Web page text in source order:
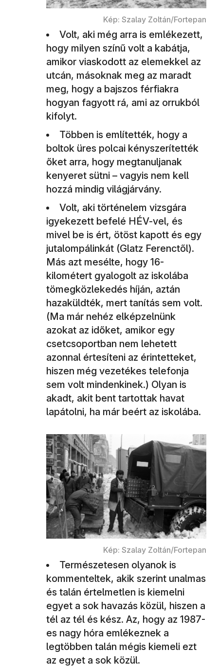
Kép: Szalay Zoltán/Fortepan
Volt, aki még arra is emlékezett,
hogy milyen színű volt a kabátja,
amikor viaskodott az elemekkel az
utcán, másoknak meg az maradt
meg, hogy a bajszos férfiakra
hogyan fagyott rá, ami az orrukból
kifolyt.
Többen is említették, hogy a
boltok üres polcai kényszerítették
őket arra, hogy megtanuljanak
kenyeret sütni – vagyis nem kell
hozzá mindig világjárvány.
Volt, aki történelem vizsgára
igyekezett befelé HÉV-vel, és
mivel be is ért, ötöst kapott és egy
jutalompálinkát (Glatz Ferenctől).
Más azt mesélte, hogy 16-
kilométert gyalogolt az iskolába
tömegközlekedés híján, aztán
hazaküldték, mert tanítás sem volt.
(Ma már nehéz elképzelnünk
azokat az időket, amikor egy
csetcsoportban nem lehetett
azonnal értesíteni az érintetteket,
hiszen még vezetékes telefonja
sem volt mindenkinek.) Olyan is
akadt, akit bent tartottak havat
lapátolni, ha már beért az iskolába.
Kép: Szalay Zoltán/Fortepan
Természetesen olyanok is
kommenteltek, akik szerint unalmas
és talán értelmetlen is kiemelni
egyet a sok havazás közül, hiszen a
tél az tél és kész. Az, hogy az 1987-
es nagy hóra emlékeznek a
legtöbben talán mégis kiemeli ezt
az egyet a sok közül.